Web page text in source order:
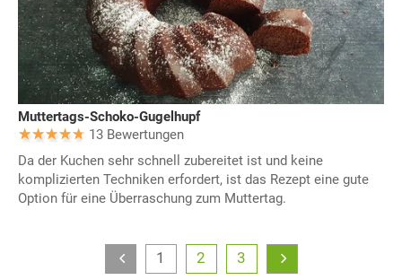
Muttertags-Schoko-Gugelhupf
13 Bewertungen
Da der Kuchen sehr schnell zubereitet ist und keine
komplizierten Techniken erfordert, ist das Rezept eine gute
Option für eine Überraschung zum Muttertag.
1 2 3